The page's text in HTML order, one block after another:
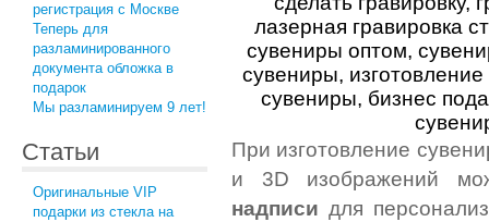
регистрация с Москве
Теперь для
разламинированного
документа обложка в
подарок
Мы разламинируем 9 лет!
Статьи
Оригинальные VIP
подарки из стекла на
При изготовление
и 3D изображений
надписи для